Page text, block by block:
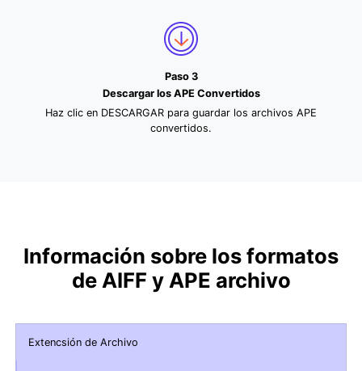
Paso 3
Descargar los APE Convertidos
Haz clic en DESCARGAR para guardar los archivos APE
convertidos.
Información sobre los formatos
de AIFF y APE archivo
Extencsión de Archivo